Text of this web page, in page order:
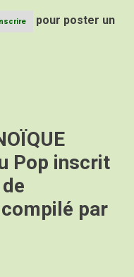
pour poster un
Pop inscrit
par